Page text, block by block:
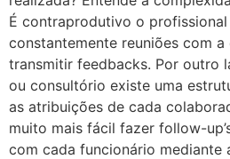
É contraprodutivo o
constantemente reuniões com
transmitir feedbacks. Por outro
ou consultório existe uma
as atribuições de cada
muito mais fácil fazer follow-
com cada funcionário mediante